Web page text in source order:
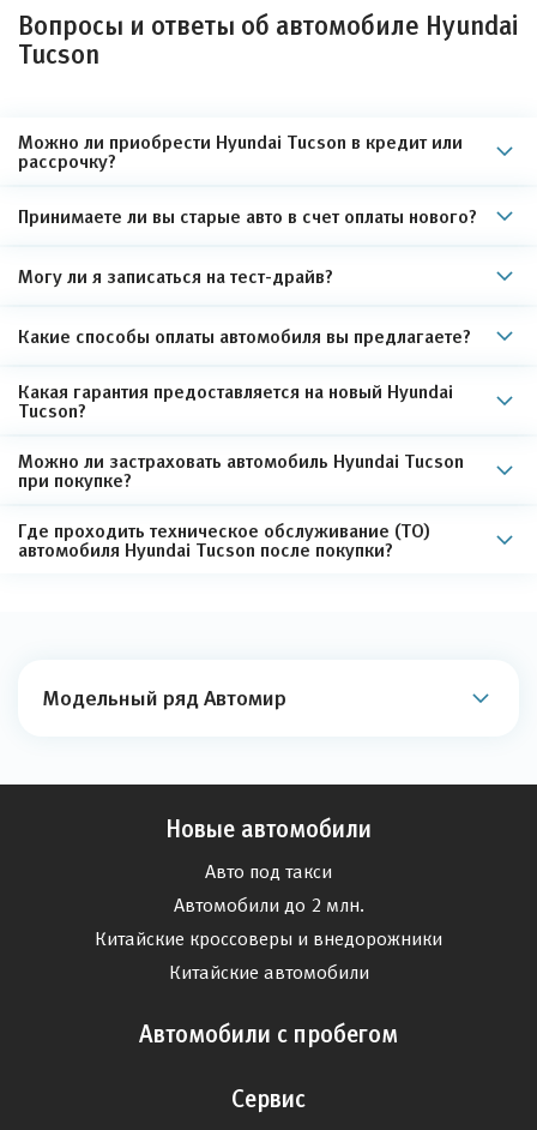
Вопросы и ответы об автомобиле Hyundai
Tucson
Можно ли приобрести Hyundai Tucson в кредит или
рассрочку?
Принимаете ли вы старые авто в счет оплаты нового?
Могу ли я записаться на тест-драйв?
Какие способы оплаты автомобиля вы предлагаете?
Какая гарантия предоставляется на новый Hyundai
Tucson?
Можно ли застраховать автомобиль Hyundai Tucson
при покупке?
Где проходить техническое обслуживание (ТО)
автомобиля Hyundai Tucson после покупки?
Модельный ряд Автомир
Новые автомобили
Авто под такси
Автомобили до 2 млн.
Китайские кроссоверы и внедорожники
Китайские автомобили
Автомобили с пробегом
Сервис